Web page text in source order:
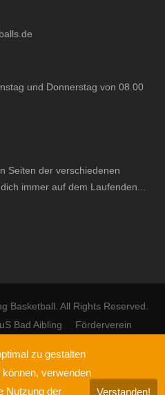
und Donnerstag von 08.00
Seiten der verschiedenen
immer auf dem Laufenden...
Basketball. All Rights Reserved.
Bad Aibling Förderverein
zu gestalten
verwenden
Nutzung der
Verstanden!